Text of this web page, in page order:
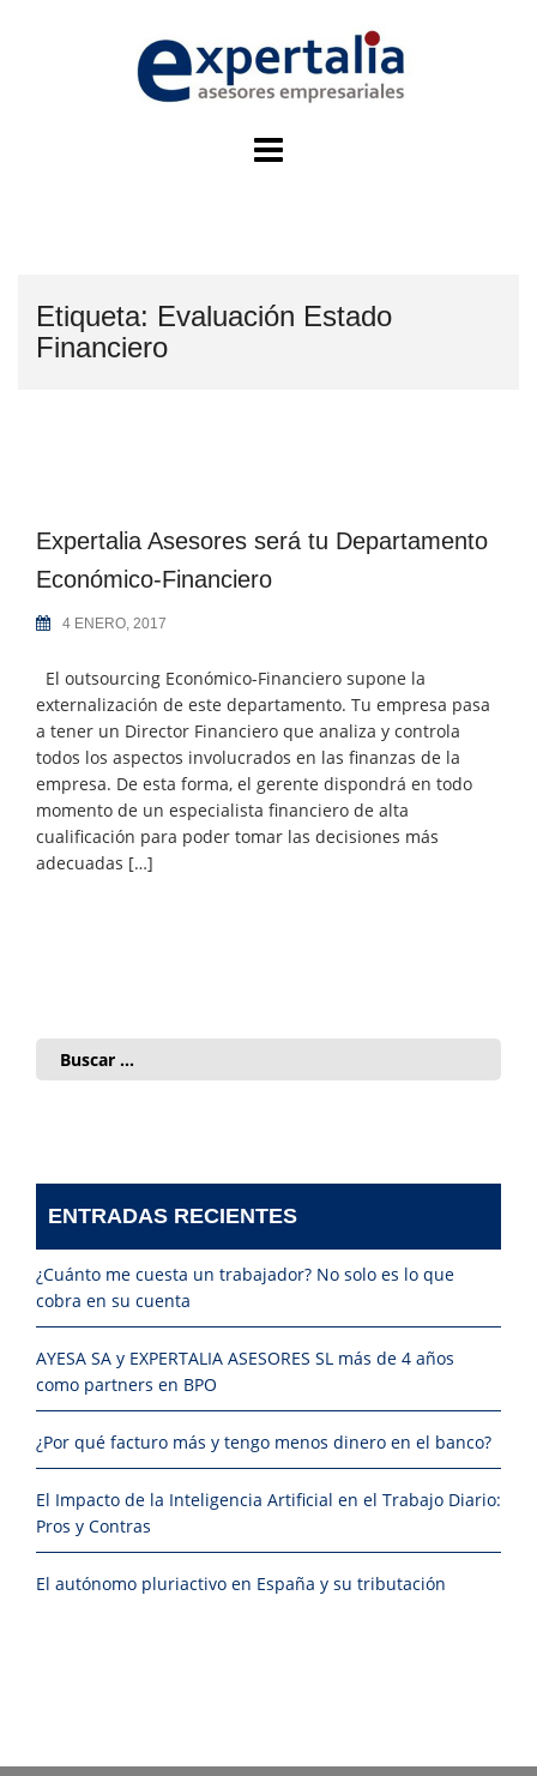
Etiqueta: Evaluación Estado
Financiero
Expertalia Asesores será tu Departamento
Económico-Financiero
4 ENERO, 2017
El outsourcing Económico-Financiero supone la
externalización de este departamento. Tu empresa pasa
a tener un Director Financiero que analiza y controla
todos los aspectos involucrados en las finanzas de la
empresa. De esta forma, el gerente dispondrá en todo
momento de un especialista financiero de alta
cualificación para poder tomar las decisiones más
adecuadas […]
Buscar:
ENTRADAS RECIENTES
¿Cuánto me cuesta un trabajador? No solo es lo que
cobra en su cuenta
AYESA SA y EXPERTALIA ASESORES SL más de 4 años
como partners en BPO
¿Por qué facturo más y tengo menos dinero en el banco?
El Impacto de la Inteligencia Artificial en el Trabajo Diario:
Pros y Contras
El autónomo pluriactivo en España y su tributación